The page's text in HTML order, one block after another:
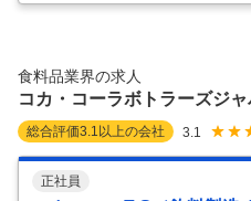
市場（証券コード：7698）に上場
品インフラ企業」として、 安定し
東海エリアを軸とした自社物流網・
「あらゆる人々に慈しみの心でもっ
…
食料品業界の求人
コカ・コーラボトラーズジ
総合評価3.1 以上の会社 3.1
正社員